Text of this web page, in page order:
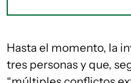
Hasta el momento, la
tres personas y que,